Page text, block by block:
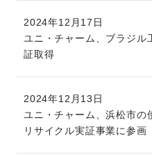
2024年12月17日
ユニ・チャーム、ブラジル
証取得
2024年12月13日
ユニ・チャーム、浜松市の
リサイクル実証事業に参画